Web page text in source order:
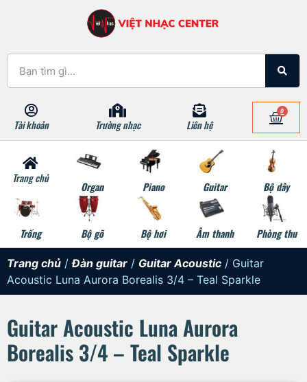
Tài khoản Trường nhạc Liên hệ
0
Trang chủ
Organ Piano Guitar Bộ dây
Trống Bộ gõ Bộ hơi Âm thanh Phòng thu
Trang chủ /Đàn guitar / Guitar Acoustic / Guitar
Acoustic Luna Aurora Borealis 3/4 – Teal Sparkle
Guitar Acoustic Luna Aurora
Borealis 3/4 – Teal Sparkle